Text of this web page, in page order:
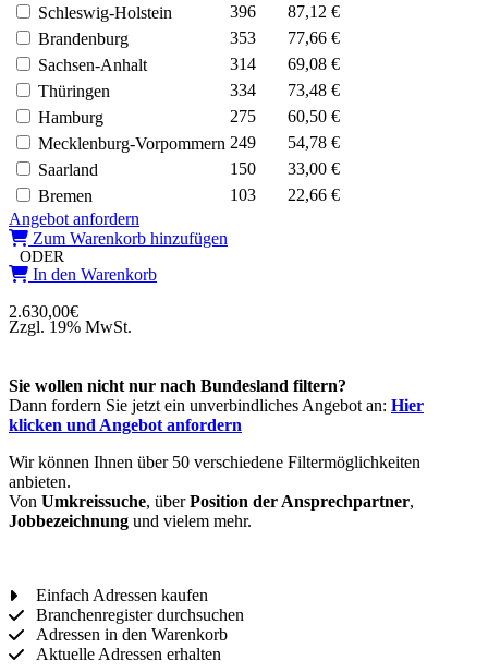
Schleswig-Holstein
396
87,12 €
Brandenburg
353
77,66 €
Sachsen-Anhalt
314
69,08 €
Thüringen
334
73,48 €
Hamburg
275
60,50 €
Mecklenburg-Vorpommern 249
54,78 €
Saarland
150
33,00 €
Bremen
103
22,66 €
Angebot anfordern
Zum Warenkorb hinzufügen
ODER
In den Warenkorb
2.630,00€
Zzgl. 19% MwSt.
Sie wollen nicht nur nach Bundesland filtern?
Dann fordern Sie jetzt ein unverbindliches Angebot an: Hier
klicken und Angebot anfordern
Wir können Ihnen über 50 verschiedene Filtermöglichkeiten
anbieten.
Von Umkreissuche, überPosition der Ansprechpartner,
Jobbezeichnung und vielem mehr.
Einfach Adressen kaufen
Branchenregister durchsuchen
Adressen in den Warenkorb
Aktuelle Adressen erhalten